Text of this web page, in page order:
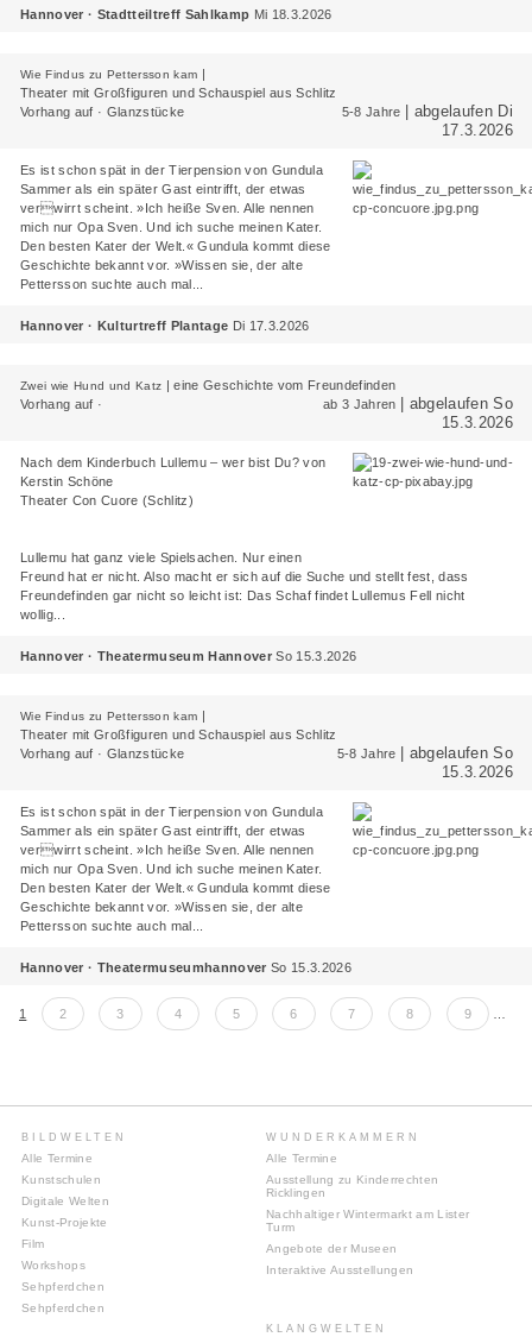
Hannover · Stadtteiltreff Sahlkamp Mi 18.3.2026
Wie Findus zu Pettersson kam |
Theater mit Großfiguren und Schauspiel aus Schlitz
Vorhang auf · Glanzstücke
5-8 Jahre
| abgelaufen Di
17.3.2026
Es ist schon spät in der Tierpension von Gundula
Sammer als ein später Gast eintrifft, der etwas
verwirrt scheint. »Ich heiße Sven. Alle nennen
mich nur Opa Sven. Und ich suche meinen Kater.
Den besten Kater der Welt.« Gundula kommt diese
Geschichte bekannt vor. »Wissen sie, der alte
Pettersson suchte auch mal...
Hannover · Kulturtreff Plantage Di 17.3.2026
Zwei wie Hund und Katz |eine Geschichte vom Freundefinden
Vorhang auf ·
ab 3 Jahren
| abgelaufen So
15.3.2026
Nach dem Kinderbuch Lullemu – wer bist Du? von
Kerstin Schöne
Theater Con Cuore (Schlitz)
Lullemu hat ganz viele Spielsachen. Nur einen
Freund hat er nicht. Also macht er sich auf die Suche und stellt fest, dass
Freundefinden gar nicht so leicht ist: Das Schaf findet Lullemus Fell nicht
wollig...
Hannover · Theatermuseum Hannover So 15.3.2026
Wie Findus zu Pettersson kam |
Theater mit Großfiguren und Schauspiel aus Schlitz
Vorhang auf · Glanzstücke
5-8 Jahre
| abgelaufen So
15.3.2026
Es ist schon spät in der Tierpension von Gundula
Sammer als ein später Gast eintrifft, der etwas
verwirrt scheint. »Ich heiße Sven. Alle nennen
mich nur Opa Sven. Und ich suche meinen Kater.
Den besten Kater der Welt.« Gundula kommt diese
Geschichte bekannt vor. »Wissen sie, der alte
Pettersson suchte auch mal...
Hannover · Theatermuseumhannover So 15.3.2026
Seiten
1 2 3 4 5 6 7 8 9
BILDWELTEN
Alle Termine
Kunstschulen
Digitale Welten
Kunst-Projekte
Film
Workshops
Sehpferdchen
Sehpferdchen
WUNDERKAMMERN
Alle Termine
Ausstellung zu Kinderrechten
Ricklingen
Nachhaltiger Wintermarkt am Lister
Turm
Angebote der Museen
Interaktive Ausstellungen
KLANGWELTEN